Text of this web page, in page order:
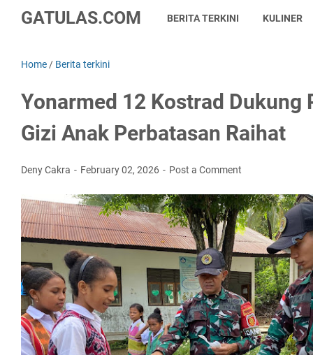
GATULAS.COM BERITA TERKINI KULINER
Home / Berita terkini
Yonarmed 12 Kostrad Dukung
Gizi Anak Perbatasan Raihat
Deny Cakra February 02, 2026 Post a Comment